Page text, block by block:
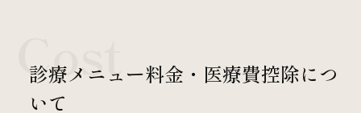
治療メニュー
Cost
診療メニュー料金・医療費控除につ
いて